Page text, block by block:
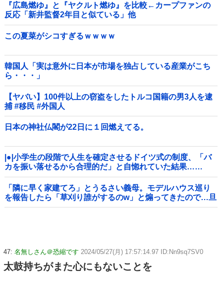
『広島燃ゆ』と『ヤクルト燃ゆ』を比較←カープファンの
反応「新井監督2年目と似ている」他
この夏菜がシコすぎるｗｗｗｗ
韓国人「実は意外に日本が市場を独占している産業がこち
ら・・・」
【ヤバい】100件以上の窃盗をしたトルコ国籍の男3人を逮
捕 #移民 #外国人
日本の神社仏閣が22日に１回燃えてる。
|●|小学生の段階で人生を確定させるドイツ式の制度、「バ
カを振い落せるから合理的だ」と自惚れていた結果……
「隣に早く家建てろ」とうるさい義母。モデルハウス巡り
を報告したら「草刈り誰がするのw」と煽ってきたので…旦
那が放った「一言」に義母オロオロｗｗ←嫌味を逆手にと
47: 名無しさん＠恐縮です 2024/05/27(月) 17:57:14.97 ID:Nn9sq7SV0
太鼓持ちがまた心にもないことを